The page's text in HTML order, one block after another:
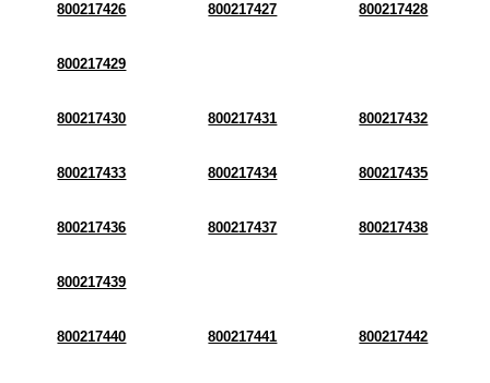
800217426 800217427 800217428
800217429
800217430 800217431 800217432
800217433 800217434 800217435
800217436 800217437 800217438
800217439
800217440 800217441 800217442